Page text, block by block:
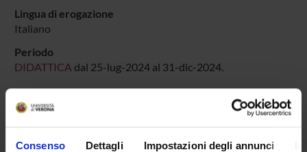
Consenso Dettagli Impostazioni degli annunci
Lingua di erogazione
Italiano
Periodo
DIDATTICA dal 25-lug-2024 al 31-dic-2024.
Seminari relativi al corso